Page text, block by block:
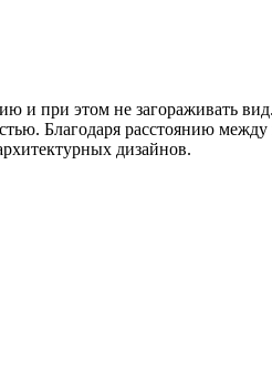
и при этом не загораживать
Благодаря расстоянию
дизайнов.